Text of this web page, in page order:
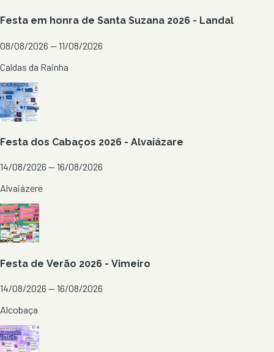
Festa em honra de Santa Suzana 2026 - Landal
08/08/2026 — 11/08/2026
Caldas da Rainha
Festa dos Cabaços 2026 - Alvaiázare
14/08/2026 — 16/08/2026
Alvaiázere
Festa de Verão 2026 - Vimeiro
14/08/2026 — 16/08/2026
Alcobaça